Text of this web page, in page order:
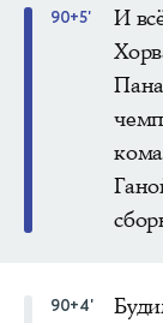
90+5'
И
90+4'